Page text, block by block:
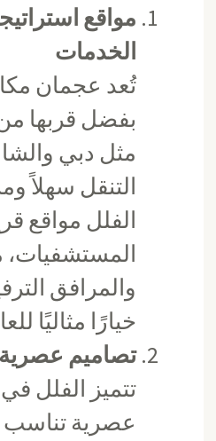
مواقع
الخدمات
تُعد عجمان
بفضل قربها
مثل دبي
التنقل سهلاً
الفلل مواقع
المستشفيات،
والمرافق
خيارًا مثاليًا
تصاميم
تتميز الفلل
عصرية تناسب